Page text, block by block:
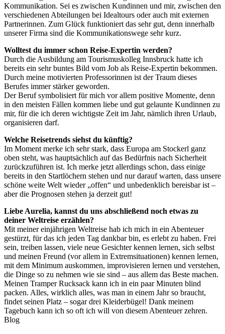
Kommunikation. Sei es zwischen Kundinnen und mir, zwischen den
verschiedenen Abteilungen bei Idealtours oder auch mit externen
Partnerinnen. Zum Glück funktioniert das sehr gut, denn innerhalb
unserer Firma sind die Kommunikationswege sehr kurz.
Wolltest du immer schon Reise-Expertin werden?
Durch die Ausbildung am Tourismuskolleg Innsbruck hatte ich
bereits ein sehr buntes Bild vom Job als Reise-Expertin bekommen.
Durch meine motivierten Professorinnen ist der Traum dieses
Berufes immer stärker geworden.
Der Beruf symbolisiert für mich vor allem positive Momente, denn
in den meisten Fällen kommen liebe und gut gelaunte Kundinnen zu
mir, für die ich deren wichtigste Zeit im Jahr, nämlich ihren Urlaub,
organisieren darf.
Welche Reisetrends siehst du künftig?
Im Moment merke ich sehr stark, dass Europa am Stockerl ganz
oben steht, was hauptsächlich auf das Bedürfnis nach Sicherheit
zurückzuführen ist. Ich merke jetzt allerdings schon, dass einige
bereits in den Startlöchern stehen und nur darauf warten, dass unsere
schöne weite Welt wieder „offen“ und unbedenklich bereisbar ist –
aber die Prognosen stehen ja derzeit gut!
Liebe Aurelia, kannst du uns abschließend noch etwas zu
deiner Weltreise erzählen?
Mit meiner einjährigen Weltreise hab ich mich in ein Abenteuer
gestürzt, für das ich jeden Tag dankbar bin, es erlebt zu haben. Frei
sein, treiben lassen, viele neue Gesichter kennen lernen, sich selbst
und meinen Freund (vor allem in Extremsituationen) kennen lernen,
mit dem Minimum auskommen, improvisieren lernen und verstehen,
die Dinge so zu nehmen wie sie sind – aus allem das Beste machen.
Meinen Tramper Rucksack kann ich in ein paar Minuten blind
packen. Alles, wirklich alles, was man in einem Jahr so braucht,
findet seinen Platz – sogar drei Kleiderbügel! Dank meinem
Tagebuch kann ich so oft ich will von diesem Abenteuer zehren.
Blog